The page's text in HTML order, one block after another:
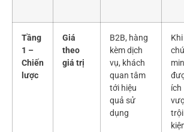
Tầng
1 –
Chiến
lược
Giá
theo
giá trị
B2B, hàng
kèm dịch
vụ, khách
quan tâm
tới hiệu
quả sử
dụng
Khi
ích